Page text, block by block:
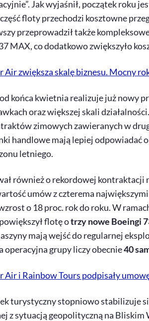
Jak wyjaśnił, początek roku
floty przechodzi kosztowne
przeprowadził także
MAX, co dodatkowo zwiększyło
Air zwiększa skalę biznesu. Mocny
końca kwietnia realizuje już nowy
oraz większej skali
zimowych zawieranych w
handlowe mają lepiej odpowiadać
letniego.
również o rekordowej kontraktacji
umów z czterema
o 18 proc. rok do roku. W
flotę otrzy nowe Boeingi
mają wejść do regularnej
operacyjna grupy liczy obecnie40
Air i Rainbow Tours podpisały
turystyczny stopniowo stabilizuje
z sytuacją geopolityczną na Bliskim